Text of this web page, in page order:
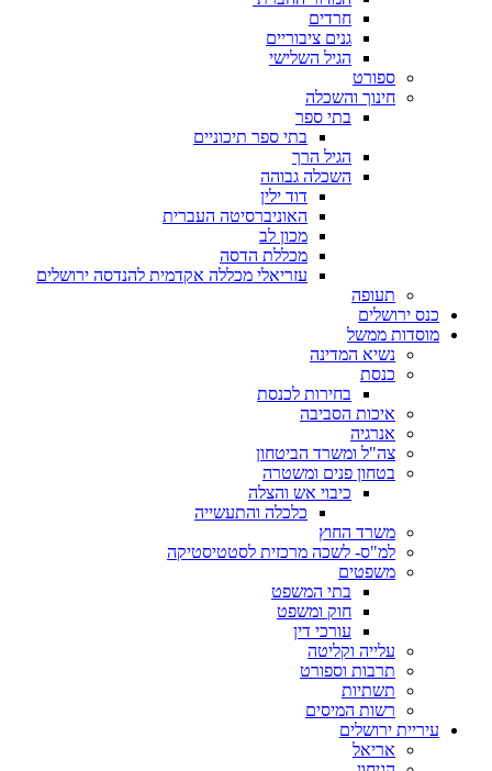
חרדים
גנים ציבוריים
הגיל השלישי
ספורט
חינוך והשכלה
בתי ספר
בתי ספר תיכוניים
הגיל הרך
השכלה גבוהה
דוד ילין
האוניברסיטה העברית
מכון לב
מכללת הדסה
עזריאלי מכללה אקדמית להנדסה ירושלים
תעופה
כנס ירושלים
מוסדות ממשל
נשיא המדינה
כנסת
בחירות לכנסת
איכות הסביבה
אנרגיה
צה"ל ומשרד הביטחון
בטחון פנים ומשטרה
כיבוי אש והצלה
כלכלה והתעשייה
משרד החוץ
למ"ס- לשכה מרכזית לסטטיסטיקה
משפטים
בתי המשפט
חוק ומשפט
עורכי דין
עלייה וקליטה
תרבות וספורט
תשתיות
רשות המיסים
עיריית ירושלים
אריאל